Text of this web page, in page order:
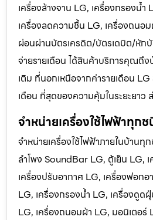
เครื่องล้างจาน LG, เครื่องกรองน้ำ
เครื่องลดความชื้น LG, เครื่องถนอ
ผ่อนผ่านบัตรเครดิต/บัตรเดบิต/หั
จ่ายรายเดือน ได้สินค้าบริการคุณถึง
เติม ที่นอกเหนือจากค่ารายเดือน
เดือน ที่สุดของความคุ้มในระยะยาว
จำหน่ายเครื่องใช้ไฟฟ้าทุก
จำหน่ายเครื่องใช้ไฟฟ้าภายในบ้านทุ
ลำโพง SoundBar LG, ตู้เย็น LG,
เครื่องปรับอากาศ LG, เครื่องฟอกอ
LG, เครื่องกรองน้ำ LG, เครื่องดูด
LG, เครื่องถนอมผ้า LG, มอนิเตอร์